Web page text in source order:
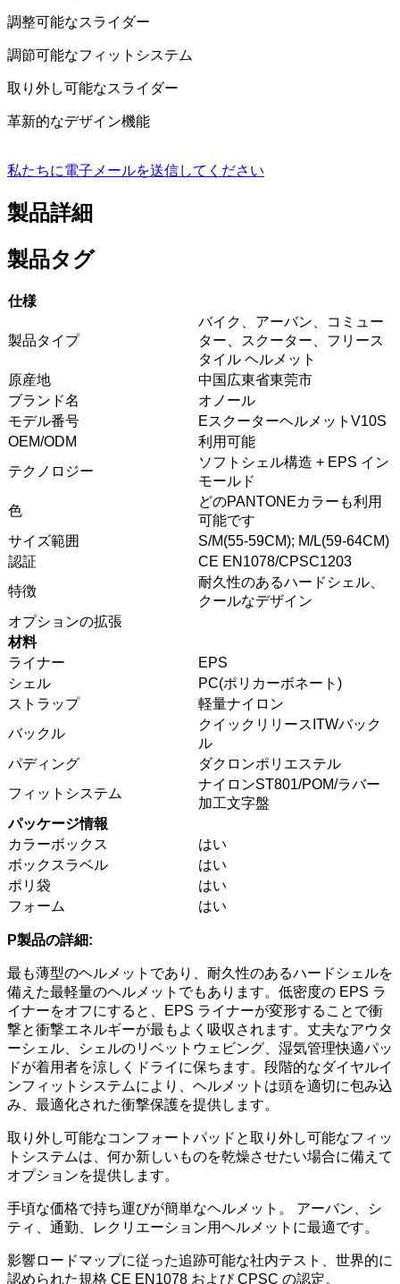
調整可能なスライダー
調節可能なフィットシステム
取り外し可能なスライダー
革新的なデザイン機能
私たちに電子メールを送信してください
製品詳細
製品タグ
仕様
製品タイプ
バイク、アーバン、コミュー
ター、スクーター、フリース
タイル ヘルメット
原産地
中国広東省東莞市
ブランド名
オノール
モデル番号
EスクーターヘルメットV10S
OEM/ODM
利用可能
テクノロジー
ソフトシェル構造 + EPS イン
モールド
色
どのPANTONEカラーも利用
可能です
サイズ範囲
S/M(55-59CM); M/L(59-64CM)
認証
CE EN1078/CPSC1203
特徴
耐久性のあるハードシェル、
クールなデザイン
オプションの拡張
材料
ライナー
EPS
シェル
PC(ポリカーボネート)
ストラップ
軽量ナイロン
バックル
クイックリリースITWバック
ル
パディング
ダクロンポリエステル
フィットシステム
ナイロンST801/POM/ラバー
加工文字盤
パッケージ情報
カラーボックス
はい
ボックスラベル
はい
ポリ袋
はい
フォーム
はい
P製品の詳細:
最も薄型のヘルメットであり、耐久性のあるハードシェルを
備えた最軽量のヘルメットでもあります。低密度の EPS ラ
イナーをオフにすると、EPS ライナーが変形することで衝
撃と衝撃エネルギーが最もよく吸収されます。丈夫なアウタ
ーシェル、シェルのリベットウェビング、湿気管理快適パッ
ドが着用者を涼しくドライに保ちます。段階的なダイヤルイ
ンフィットシステムにより、ヘルメットは頭を適切に包み込
み、最適化された衝撃保護を提供します。
取り外し可能なコンフォートパッドと取り外し可能なフィッ
トシステムは、何か新しいものを乾燥させたい場合に備えて
オプションを提供します。
手頃な価格で持ち運びが簡単なヘルメット。 アーバン、シ
ティ、通勤、レクリエーション用ヘルメットに最適です。
影響ロードマップに従った追跡可能な社内テスト、世界的に
認められた規格 CE EN1078 および CPSC の認定。